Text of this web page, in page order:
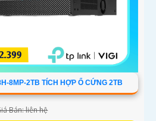
8MP-2TB TÍCH HỢP Ổ CỨNG 2TB
Bán: liên hệ